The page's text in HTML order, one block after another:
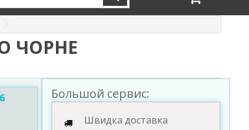
Режим работы c
tre:
м. Київ, вул. Куренівсь
ка 2Б (вхід зі сторони в
ул. Скляренко)
б з 10:00 до 16:00
ЧОРНЕ
Большой сервис:
Швидка доставка